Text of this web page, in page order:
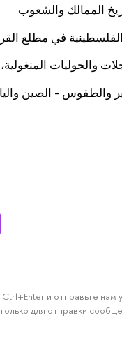
الممالك والشعوب
الفلسطينية في مطلع
والحوليات
والطقوس - الصين
и отправьте нам
для отправки